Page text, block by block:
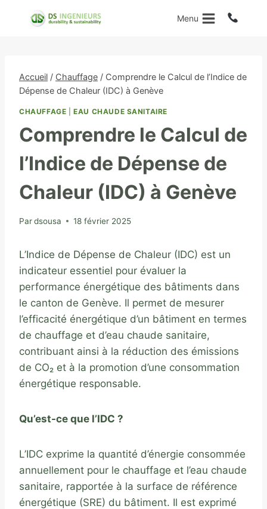
Menu
Accueil / Chauffage / Comprendre le Calcul de l’Indice de
Dépense de Chaleur (IDC) à Genève
CHAUFFAGE |EAU CHAUDE SANITAIRE
Comprendre le Calcul de
l’Indice de Dépense de
Chaleur (IDC) à Genève
Pardsousa 18 février 2025
L’Indice de Dépense de Chaleur (IDC) est un
indicateur essentiel pour évaluer la
performance énergétique des bâtiments dans
le canton de Genève. Il permet de mesurer
l’efficacité énergétique d’un bâtiment en termes
de chauffage et d’eau chaude sanitaire,
contribuant ainsi à la réduction des émissions
de CO₂ et à la promotion d’une consommation
énergétique responsable.
Qu’est-ce que l’IDC ?
L’IDC exprime la quantité d’énergie consommée
annuellement pour le chauffage et l’eau chaude
sanitaire, rapportée à la surface de référence
énergétique (SRE) du bâtiment. Il est exprimé